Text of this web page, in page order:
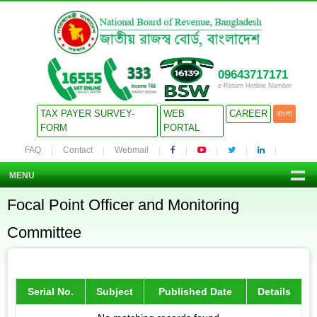
09643717171
e-Return Hotline Number
TAX PAYER SURVEY-
FORM
WEB
PORTAL
CAREER বাংলা
FAQ Contact Webmail
MENU
Focal Point Officer and Monitoring
Committee
Serial No. Subject Published Date Details